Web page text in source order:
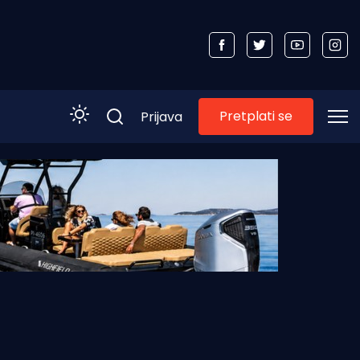
Prijava Pretplati se